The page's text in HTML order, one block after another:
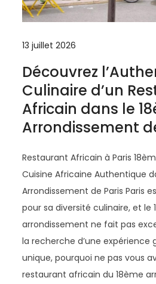
13 juillet 2026
Découvrez
Culinaire d’un
Africain dans le
Arrondissement
Restaurant Africain à Paris
Cuisine Africaine Authentique
Arrondissement de Paris Paris
pour sa diversité culinaire, et le
arrondissement ne fait pas
la recherche d’une expérience
unique, pourquoi ne pas vous
restaurant africain du 18ème